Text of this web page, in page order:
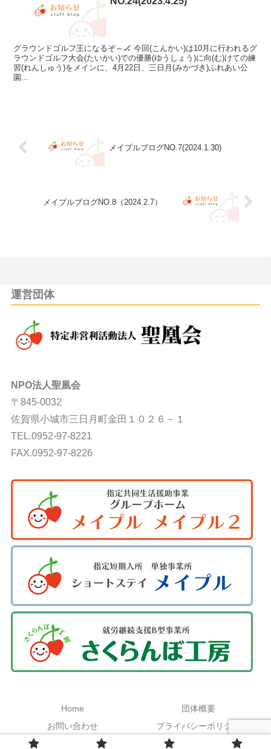
グラウンドゴルフ王になるぞ～🏒 今回(こんかい)は10月に行われるグ
ラウンドゴルフ大会(たいかい)での優勝(ゆうしょう)に向(む)けての練
習(れんしゅう)をメインに、4月22日、三日月(みかづき)ふれあい公
園...
メイプルブログNO.7(2024.1.30)
メイプルブログNO.8（2024.2.7）
運営団体
NPO法人聖凰会
〒845-0032
佐賀県小城市三日月町金田１０２６－１
TEL.0952-97-8221
FAX.0952-97-8226
Home
団体概要
お問い合わせ
プライバシーポリシー
Copyright © 2021 特定非営利活動法人聖凰会 All Rights Reserved.